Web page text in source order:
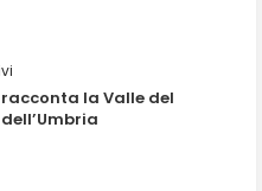
racconta la Valle del